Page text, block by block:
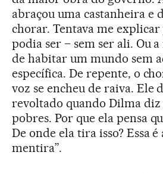
abraçou uma castanheira e
chorar. Tentava me explicar
podia ser – sem ser ali. Ou
de habitar um mundo sem
específica. De repente, o
voz se encheu de raiva. Ele
revoltado quando Dilma diz
pobres. Por que ela pensa
De onde ela tira isso? Essa
mentira”.